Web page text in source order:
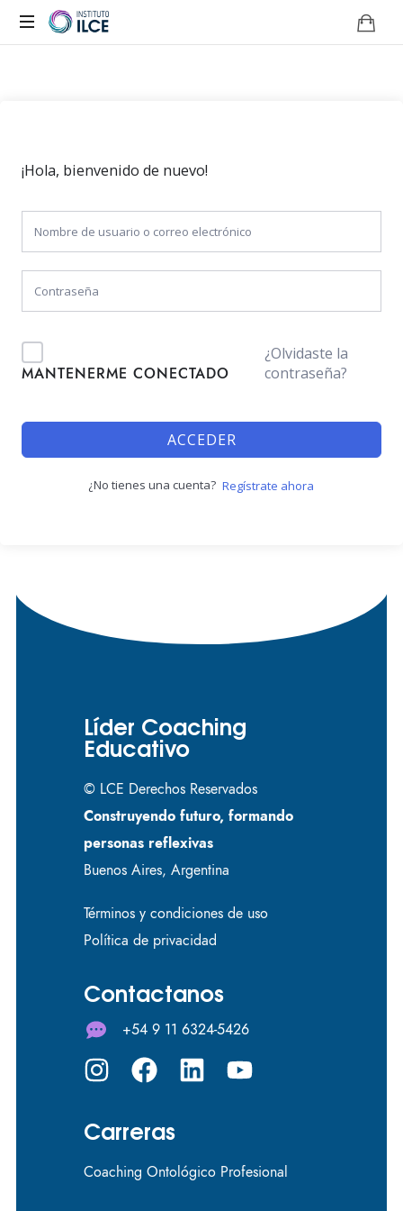
¡Hola, bienvenido de nuevo!
MANTENERME CONECTADO
¿Olvidaste la
contraseña?
ACCEDER
¿No tienes una cuenta? Regístrate ahora
Líder Coaching
Educativo
© LCE Derechos Reservados
Construyendo futuro, formando
personas reflexivas
Buenos Aires, Argentina
Términos y condiciones de uso
Política de privacidad
Contactanos
+54 9 11 6324-5426
Carreras
Coaching Ontológico Profesional